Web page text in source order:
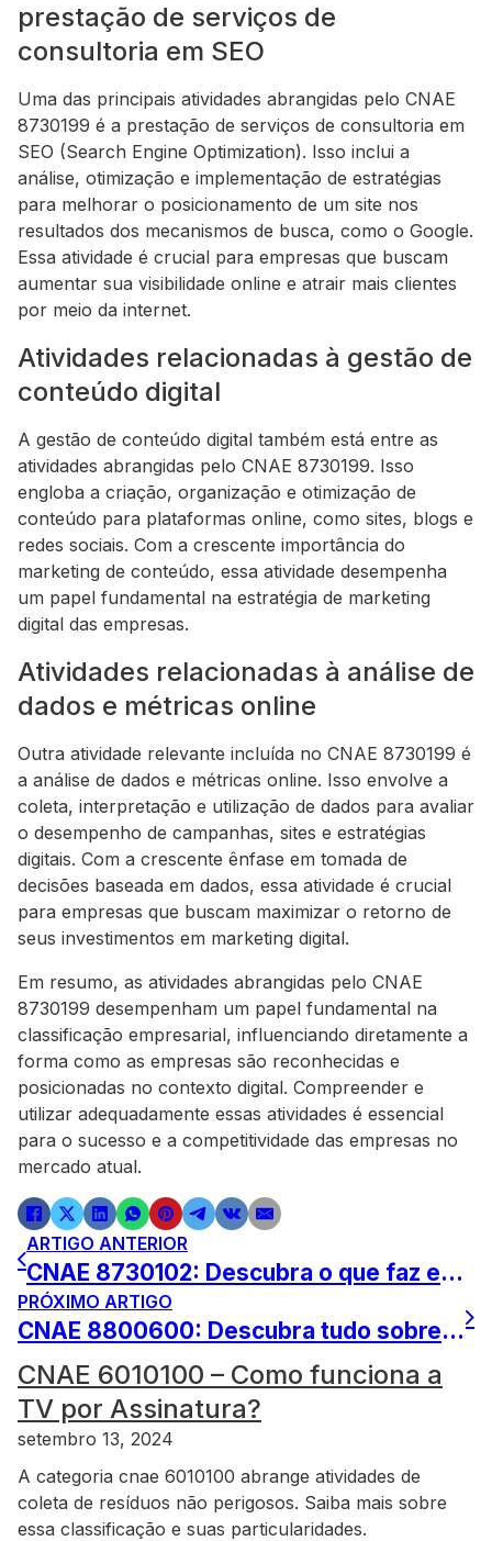
prestação de serviços de
consultoria em SEO
Uma das principais atividades abrangidas pelo CNAE
8730199 é a prestação de serviços de consultoria em
SEO (Search Engine Optimization). Isso inclui a
análise, otimização e implementação de estratégias
para melhorar o posicionamento de um site nos
resultados dos mecanismos de busca, como o Google.
Essa atividade é crucial para empresas que buscam
aumentar sua visibilidade online e atrair mais clientes
por meio da internet.
Atividades relacionadas à gestão de
conteúdo digital
A gestão de conteúdo digital também está entre as
atividades abrangidas pelo CNAE 8730199. Isso
engloba a criação, organização e otimização de
conteúdo para plataformas online, como sites, blogs e
redes sociais. Com a crescente importância do
marketing de conteúdo, essa atividade desempenha
um papel fundamental na estratégia de marketing
digital das empresas.
Atividades relacionadas à análise de
dados e métricas online
Outra atividade relevante incluída no CNAE 8730199 é
a análise de dados e métricas online. Isso envolve a
coleta, interpretação e utilização de dados para avaliar
o desempenho de campanhas, sites e estratégias
digitais. Com a crescente ênfase em tomada de
decisões baseada em dados, essa atividade é crucial
para empresas que buscam maximizar o retorno de
seus investimentos em marketing digital.
Em resumo, as atividades abrangidas pelo CNAE
8730199 desempenham um papel fundamental na
classificação empresarial, influenciando diretamente a
forma como as empresas são reconhecidas e
posicionadas no contexto digital. Compreender e
utilizar adequadamente essas atividades é essencial
para o sucesso e a competitividade das empresas no
mercado atual.
ARTIGO ANTERIOR
CNAE 8730102: Descubra o que faz esta atividade ser tão relevante
PRÓXIMO ARTIGO
CNAE 8800600: Descubra tudo sobre essa atividade profissional
CNAE 6010100 – Como funciona a
TV por Assinatura?
setembro 13, 2024
A categoria cnae 6010100 abrange atividades de
coleta de resíduos não perigosos. Saiba mais sobre
essa classificação e suas particularidades.